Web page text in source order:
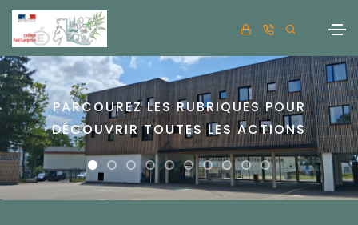
PARCOUREZ LES RUBRIQUES POUR
DÉCOUVRIR TOUTES LES ACTIONS